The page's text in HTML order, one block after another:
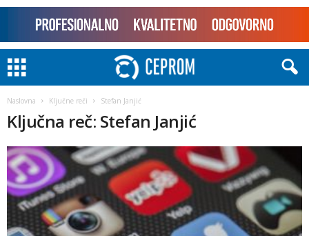
Naslovna Ključne reči Stefan Janjić
Ključna reč: Stefan Janjić